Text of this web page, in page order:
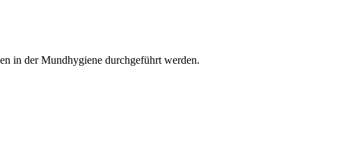
in der Mundhygiene durchgeführt werden.